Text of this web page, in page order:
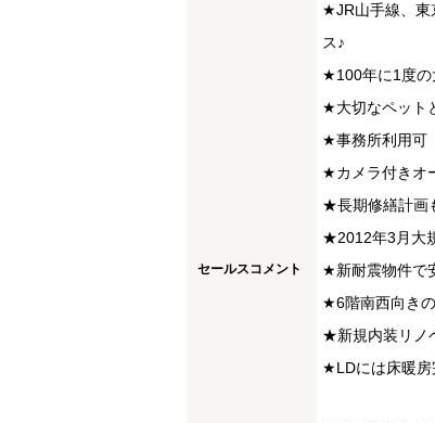
セールスコメント
★JR山手線、東
ス♪
★100年に1度の
★大切なペット
★事務所利用可
★カメラ付きオ
★長期修繕計画
★2012年3月大
★新耐震物件で
★6階南西向き
★新規内装リノ
★LDには床暖房